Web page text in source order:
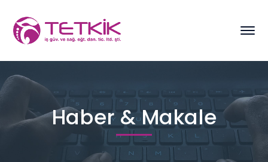
Haber & Makale